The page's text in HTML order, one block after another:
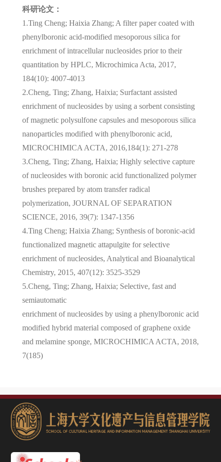
科研论文：
1.Ting Cheng; Haixia Zhang; A filter paper coated with
phenylboronic acid-modified mesoporous silica for
enrichment of intracellular nucleosides prior to their
quantitation by HPLC, Microchimica Acta, 2017,
184(10): 4007-4013
2.Cheng, Ting; Zhang, Haixia; Surfactant assisted
enrichment of nucleosides by using a sorbent consisting
of magnetic polysulfone capsules and mesoporous silica
nanoparticles modified with phenylboronic acid,
MICROCHIMICA ACTA, 2016,184(1): 271-278
3.Cheng, Ting; Zhang, Haixia; Highly selective capture
of nucleosides with boronic acid functionalized polymer
brushes prepared by atom transfer radical
polymerization, JOURNAL OF SEPARATION
SCIENCE, 2016, 39(7): 1347-1356
4.Ting Cheng; Haixia Zhang; Synthesis of boronic-acid
functionalized magnetic attapulgite for selective
enrichment of nucleosides, Analytical and Bioanalytical
Chemistry, 2015, 407(12): 3525-3529
5.Cheng, Ting; Zhang, Haixia; Selective, fast and
semiautomatic
enrichment of nucleosides by using a phenylboronic acid
modified hybrid material composed of graphene oxide
and melamine sponge, MICROCHIMICA ACTA, 2018,
7(185)